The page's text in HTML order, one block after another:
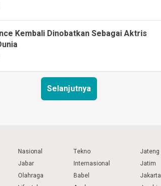
Kembali Dinobatkan Sebagai Aktris
Selanjutnya
Nasional
Jabar
Olahraga
Tekno
Internasional
Babel
Jateng
Jatim
Jakarta